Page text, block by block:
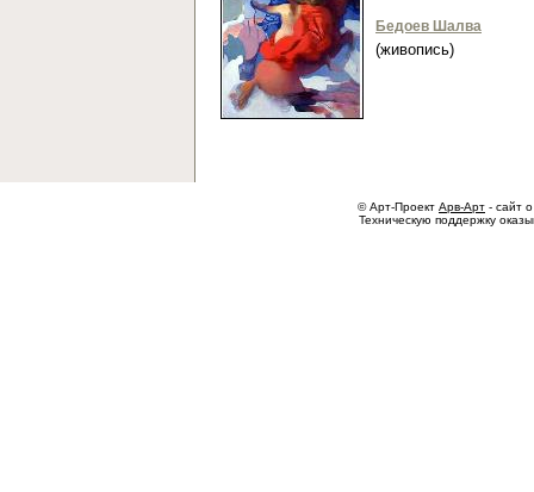
Бедоев Шалва
(живопись)
© Арт-Проект Арв-Арт - сайт
Техническую поддержку